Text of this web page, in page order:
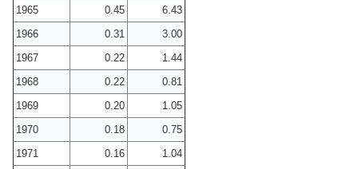
1965
0.45
6.43
1966
0.31
3.00
1967
0.22
1.44
1968
0.22
0.81
1969
0.20
1.05
1970
0.18
0.75
1971
0.16
1.04